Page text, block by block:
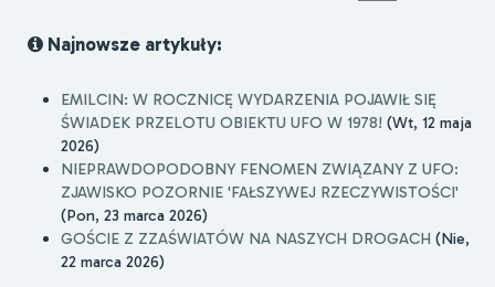
Najnowsze artykuły:
EMILCIN: W ROCZNICĘ WYDARZENIA POJAWIŁ SIĘ
ŚWIADEK PRZELOTU OBIEKTU UFO W 1978! (Wt, 12 maja
2026)
NIEPRAWDOPODOBNY FENOMEN ZWIĄZANY Z UFO:
ZJAWISKO POZORNIE 'FAŁSZYWEJ RZECZYWISTOŚCI'
(Pon, 23 marca 2026)
GOŚCIE Z ZZAŚWIATÓW NA NASZYCH DROGACH (Nie,
22 marca 2026)